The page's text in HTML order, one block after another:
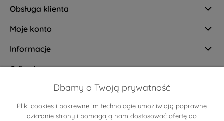
Obsługa klienta
Moje konto
Informacje
O firmie
Certyfikaty
Dbamy o Twoją prywatność
Pliki cookies i pokrewne im technologie umożliwiają poprawne
działanie strony i pomagają nam dostosować ofertę do